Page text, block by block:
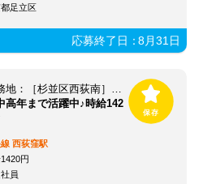
足立区
応募終了日：8月31日
株式会社エンクルー ※勤務地：［杉並区西荻南］周辺 / 121_toky105_59-00000MG
高年まで活躍中♪時給142
西荻窪駅
円
員